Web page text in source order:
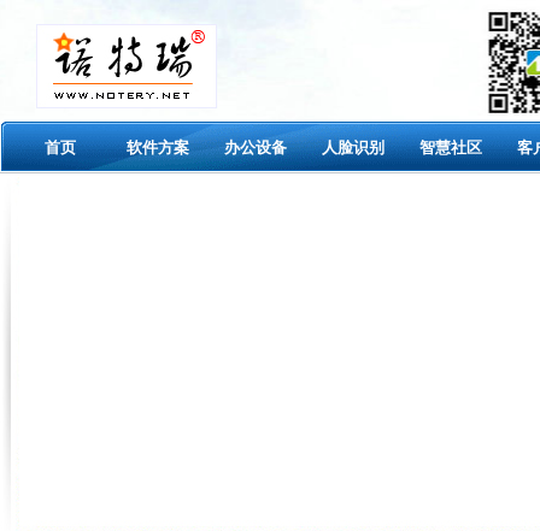
首页 软件方案 办公设备 人脸识别 智慧社区 客